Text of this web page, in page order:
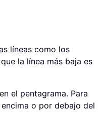
líneas como los
la línea más baja es
el pentagrama. Para
o por debajo del